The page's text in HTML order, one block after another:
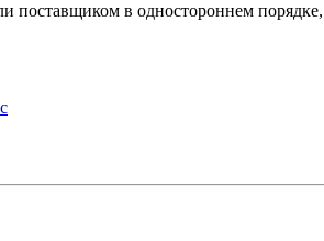
поставщиком в одностороннем